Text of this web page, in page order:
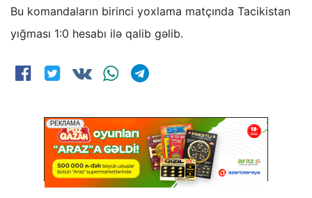
Bu komandaların birinci yoxlama matçında Tacikistan
yığması 1:0 hesabı ilə qalib gəlib.